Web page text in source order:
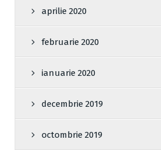
aprilie 2020
februarie 2020
ianuarie 2020
decembrie 2019
octombrie 2019